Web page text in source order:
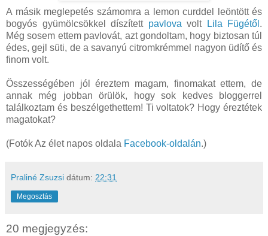
A másik meglepetés számomra a lemon curddel leöntött és
bogyós gyümölcsökkel díszített pavlova volt Lila Fügétől .
Még sosem ettem pavlovát, azt gondoltam, hogy biztosan túl
édes, gejl süti, de a savanyú citromkrémmel nagyon üdítő és
finom volt.
Összességében jól éreztem magam, finomakat ettem, de
annak még jobban örülök, hogy sok kedves bloggerrel
találkoztam és beszélgethettem! Ti voltatok? Hogy éreztétek
magatokat?
(Fotók Az élet napos oldala Facebook-oldalán.)
Praliné Zsuzsi dátum: 22:31
Megosztás
20 megjegyzés: